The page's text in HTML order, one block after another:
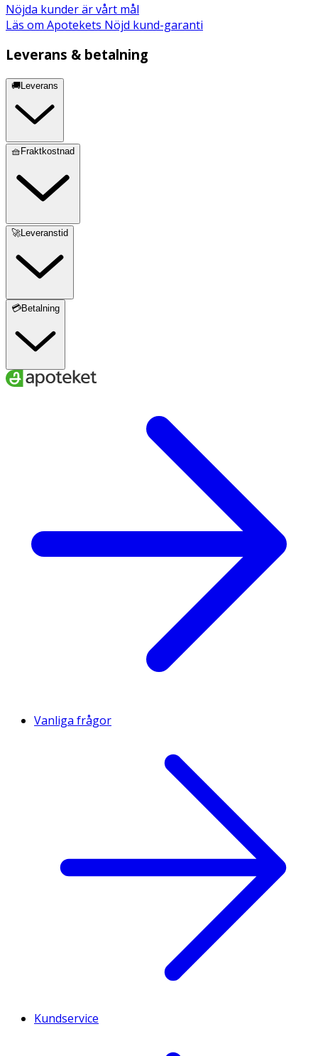
Nöjda kunder är vårt mål
Läs om Apotekets Nöjd kund-garanti
Leverans & betalning
🚚Leverans
🧺Fraktkostnad
🚀Leveranstid
💳Betalning
Vanliga frågor
Kundservice